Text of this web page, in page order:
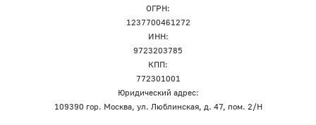
ОГРН:
1237700461272
ИНН:
9723203785
КПП:
772301001
Юридический адрес:
109390 гор. Москва, ул. Люблинская, д. 47, пом. 2/Н